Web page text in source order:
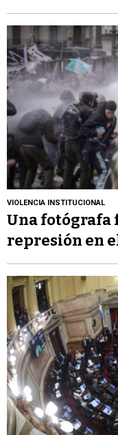
VIOLENCIA INSTITUCIONAL
Una fotógrafa
represión en